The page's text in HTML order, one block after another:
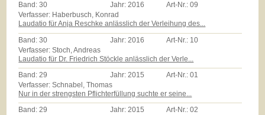
Band:30 Jahr:2016 Art-Nr.:09
Verfasser: Haberbusch, Konrad
Laudatio für Anja Reschke anlässlich der Verleihung des...
Band:30 Jahr: 2016 Art-Nr.: 10
Verfasser: Stoch, Andreas
Laudatio für Dr. Friedrich Stöckle anlässlich der Verle...
Band:29 Jahr:2015 Art-Nr.:01
Verfasser: Schnabel, Thomas
Nur in der strengsten Pflichterfüllung suchte er seine...
Band:29 Jahr:2015 Art-Nr.:02